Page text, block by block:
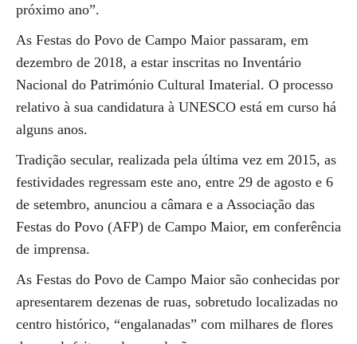
próximo ano”.
As Festas do Povo de Campo Maior passaram, em
dezembro de 2018, a estar inscritas no Inventário
Nacional do Património Cultural Imaterial. O processo
relativo à sua candidatura à UNESCO está em curso há
alguns anos.
Tradição secular, realizada pela última vez em 2015, as
festividades regressam este ano, entre 29 de agosto e 6
de setembro, anunciou a câmara e a Associação das
Festas do Povo (AFP) de Campo Maior, em conferência
de imprensa.
As Festas do Povo de Campo Maior são conhecidas por
apresentarem dezenas de ruas, sobretudo localizadas no
centro histórico, “engalanadas” com milhares de flores